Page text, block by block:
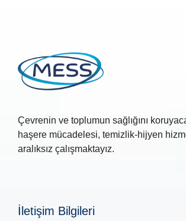
Çevrenin ve toplumun sağlığını
haşere mücadelesi, temizlik-hijyen
aralıksız çalışmaktayız.
İletişim Bilgileri